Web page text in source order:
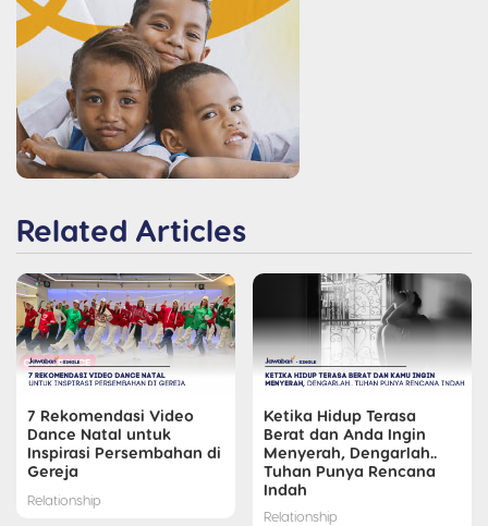
Related Articles
7 Rekomendasi Video
Dance Natal untuk
Inspirasi Persembahan di
Gereja
Relationship
Ketika Hidup Terasa
Berat dan Anda Ingin
Menyerah, Dengarlah..
Tuhan Punya Rencana
Indah
Relationship